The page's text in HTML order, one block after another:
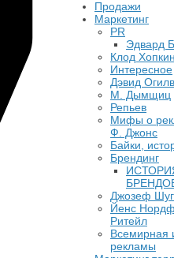
Продажи
Маркетинг
PR
Эдвард
Клод
Интересное
Дэвид
М. Дымщиц
Репьев
Мифы о
Ф. Джонс
Байки,
Брендинг
Джозеф
​Йенс
Ритейл
Всемирная
рекламы